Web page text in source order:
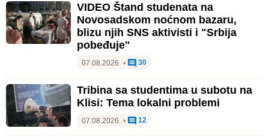
VIDEO Štand studenata na
Novosadskom noćnom bazaru,
blizu njih SNS aktivisti i "Srbija
pobeđuje"
07.08.2026. • 30
Tribina sa studentima u subotu na
Klisi: Tema lokalni problemi
07.08.2026. • 12